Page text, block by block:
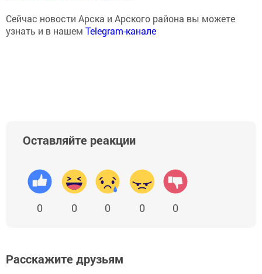
Сейчас новости Арска и Арского района вы можете
узнать и в нашем Telegram-канале
Оставляйте реакции
0 0 0 0 0
Расскажите друзьям